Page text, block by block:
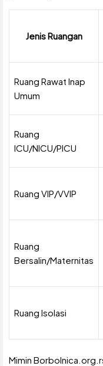
Jenis Ruangan
Ruang Rawat Inap
Umum
Ruang
ICU/NICU/PICU
Ruang VIP/VVIP
Ruang
Bersalin/Maternitas
Ruang Isolasi
Mimin